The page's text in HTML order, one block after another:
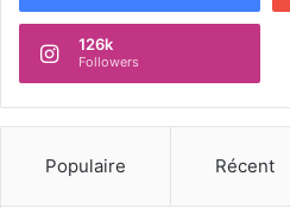
126k
Followers
Populaire Récent